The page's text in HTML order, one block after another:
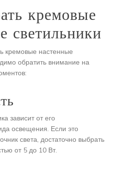
кремовые
светильники
кремовые настенные
обратить внимание на
зависит от его
освещения. Если это
света, достаточно выбрать
от 5 до 10 Вт.